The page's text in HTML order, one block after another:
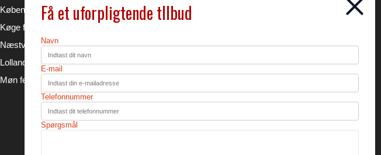
København festudlejning
Køge festudlejning
Næstved festudlejning
Lolland Falster festudlejning
Møn festudlejning
Få et uforpligtende tllbud
Navn
E-mail
Telefonnummer
Spørgsmål